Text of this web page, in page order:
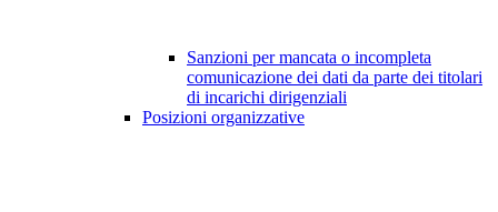
Sanzioni per mancata o incompleta
comunicazione dei dati da parte dei titolari
di incarichi dirigenziali
Posizioni organizzative